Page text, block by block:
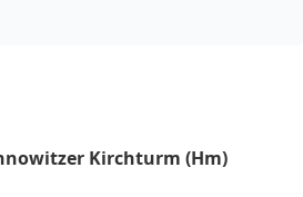
Kirchturm (Hm)